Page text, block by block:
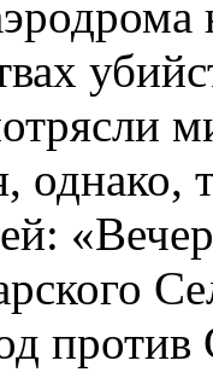
однако,
против